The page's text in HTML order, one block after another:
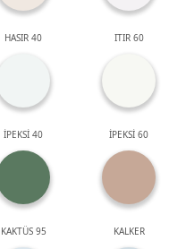
HASIR 40 ITIR 60
İPEKSİ 40 İPEKSİ 60
KAKTÜS 95 KALKER